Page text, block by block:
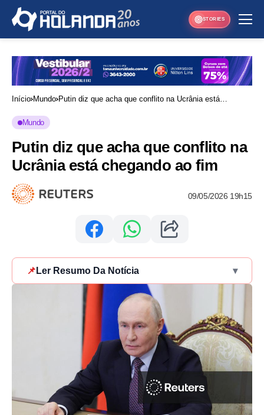
STORIES
Início Mundo Putin diz que acha que conflito na Ucrânia está
Mundo
Putin diz que acha que conflito na
Ucrânia está chegando ao fim
09/05/2026 19h15
📌 Ler Resumo Da Notícia ▾